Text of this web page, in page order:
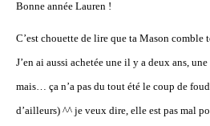
Bonne année Lauren !
C’est chouette de lire que ta Mason comble
J’en ai aussi achetée une il y a deux ans,
mais… ça n’a pas du tout été le coup de
d’ailleurs) ^^ je veux dire, elle est pas mal